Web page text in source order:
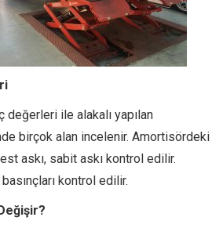
değerleri ile alakalı yapılan
birçok alan incelenir. Amortisördeki
askı, sabit askı kontrol edilir.
kontrol edilir.